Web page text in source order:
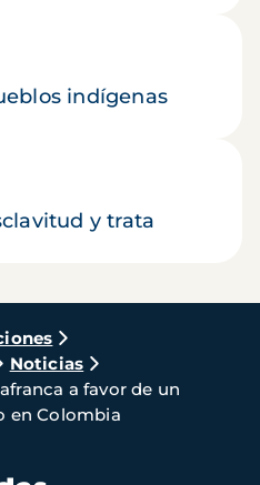
indígenas
y trata
Noticias
a favor de un
en Colombia